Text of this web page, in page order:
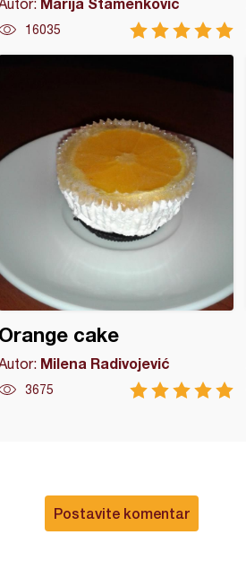
16035
Orange cake
Milena Radivojević
3675
Postavite komentar